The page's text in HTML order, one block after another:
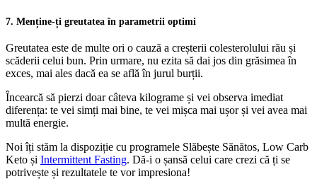
7. Menține-ți greutatea în parametrii optimi
Greutatea este de multe ori o cauză a creșterii colesterolului rău și
scăderii celui bun. Prin urmare, nu ezita să dai jos din grăsimea în
exces, mai ales dacă ea se află în jurul burții.
Încearcă să pierzi doar câteva kilograme și vei observa imediat
diferența: te vei simți mai bine, te vei mișca mai ușor și vei avea mai
multă energie.
Noi îți stăm la dispoziție cu programele Slăbește Sănătos, Low Carb
Keto și Intermittent Fasting. Dă-i o șansă celui care crezi că ți se
potrivește și rezultatele te vor impresiona!